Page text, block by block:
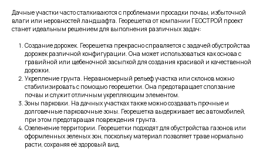
Дачные участки часто сталкиваются с проблемами просадки почвы, избыточной
влаги или неровностей ландшафта. Георешетка от компании ГЕОСТРОЙ проект
станет идеальным решением для выполнения различных задач:
Создание дорожек. Георешетка прекрасно справляется с задачей обустройства
дорожек различной конфигурации. Она может использоваться как основа с
гравийной или щебеночной засыпкой для создания красивой и качественной
дорожки.
Укрепление грунта. Неравномерный рельеф участка или склонов можно
стабилизировать с помощью георешетки. Она предотвращает сползание
почвы и служит отличным укрепляющим элементом.
Зоны парковки. На дачных участках также можно создавать прочные и
долговечные парковочные зоны. Георешетка выдерживает вес автомобилей,
при этом предотвращая повреждения грунта.
Озеленение территории. Георешетки подходят для обустройства газонов или
оформленных зеленых зон, поскольку материал позволяет траве нормально
расти, сохраняя её здоровый вид.